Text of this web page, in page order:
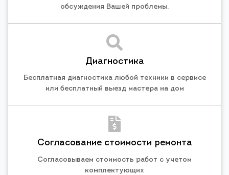
обсуждения Вашей проблемы.
Диагностика
Бесплатная диагностика любой техники в сервисе
или бесплатный выезд мастера на дом
Согласование стоимости ремонта
Согласовываем стоимость работ с учетом
комплектующих